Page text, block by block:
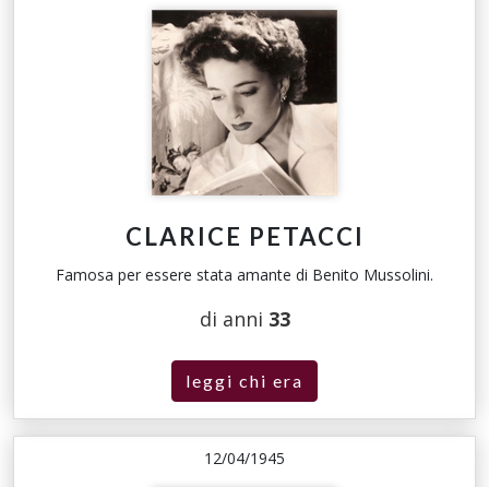
CLARICE PETACCI
Famosa per essere stata amante di Benito Mussolini.
di anni 33
leggi chi era
12/04/1945